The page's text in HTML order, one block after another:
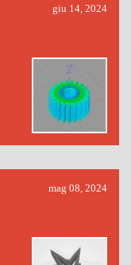
giu 14, 2024
mag 08, 2024